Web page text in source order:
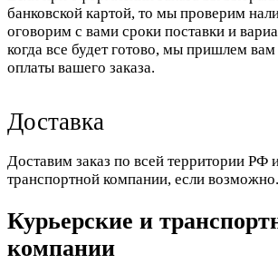
банковской картой, то мы проверим
оговорим с вами сроки поставки и
когда все будет готово, мы пришлем
оплаты вашего заказа.
Доставка
Доставим заказ по всей территории
транспортной компании, если
Курьерские и
компании